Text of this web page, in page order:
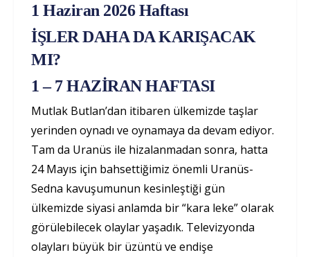
1 Haziran 2026 Haftası
İŞLER DAHA DA KARIŞACAK
MI?
1 – 7 HAZİRAN HAFTASI
Mutlak Butlan’dan itibaren ülkemizde taşlar
yerinden oynadı ve oynamaya da devam ediyor.
Tam da Uranüs ile hizalanmadan sonra, hatta
24 Mayıs için bahsettiğimiz önemli Uranüs-
Sedna kavuşumunun kesinleştiği gün
ülkemizde siyasi anlamda bir “kara leke” olarak
görülebilecek olaylar yaşadık. Televizyonda
olayları büyük bir üzüntü ve endişe